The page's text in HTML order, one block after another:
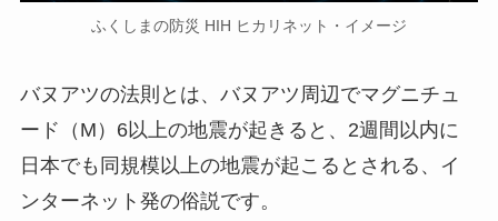
ふくしまの防災 HIH ヒカリネット・イメージ
バヌアツの法則とは、バヌアツ周辺でマグニチュ
ード（M）6以上の地震が起きると、2週間以内に
日本でも同規模以上の地震が起こるとされる、イ
ンターネット発の俗説です。